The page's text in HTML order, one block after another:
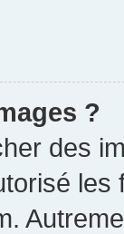
?
des